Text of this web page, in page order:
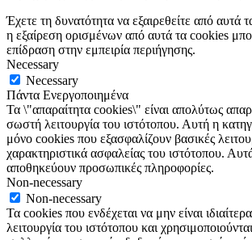
Έχετε τη δυνατότητα να εξαιρεθείτε από
η εξαίρεση ορισμένων από αυτά τα cookies
επίδραση στην εμπειρία περιήγησης.
Necessary
Necessary
Πάντα Ενεργοποιημένα
Τα \"απαραίτητα cookies\" είναι απολύτως
σωστή λειτουργία του ιστότοπου. Αυτή η
μόνο cookies που εξασφαλίζουν βασικές
χαρακτηριστικά ασφαλείας του ιστότοπου.
αποθηκεύουν προσωπικές πληροφορίες.
Non-necessary
Non-necessary
Τα cookies που ενδέχεται να μην είναι
λειτουργία του ιστότοπου και